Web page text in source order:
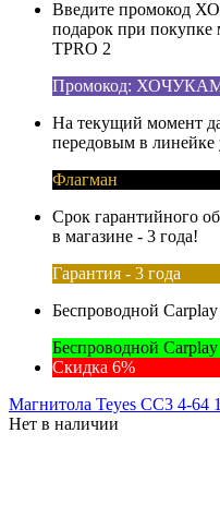
Введите промокод
подарок при покупке
TPRO 2
Промокод:
На текущий момент
передовым в линейке
Флагман
Срок гарантийного
в магазине - 3 года!
Гарантия - 3 года
Беспроводной
Беспроводной Carplay
Скидка 6%
Магнитола Teyes CC3 4-64
Нет в наличии